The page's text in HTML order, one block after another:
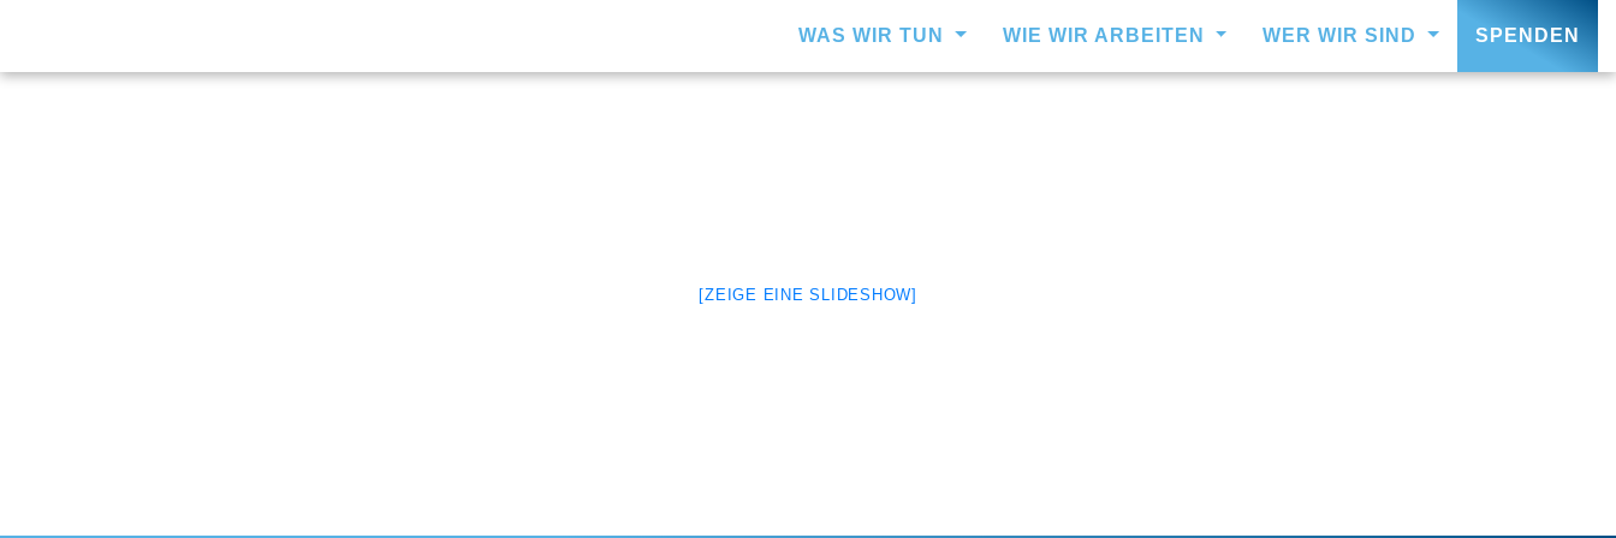
WAS WIR TUN WIE WIR ARBEITEN WER WIR SIND SPENDEN
[ZEIGE EINE SLIDESHOW]